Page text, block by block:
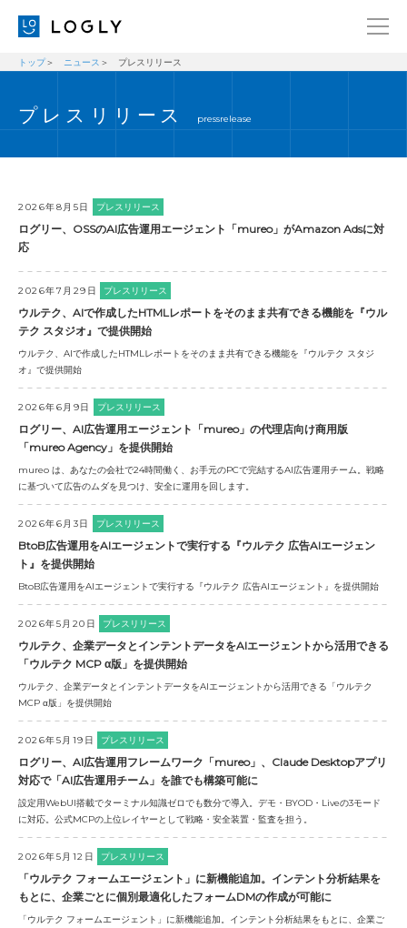
ENGLISH
経営理念
ニュース
事業内容
採用情報
お問い合わせ
トップ ニュース プレスリリース
プレスリリース pressrelease
2026年8月5日 プレスリリース
ログリー、OSSのAI広告運用エージェント「mureo」がAmazon Adsに対
応
2026年7月29日 プレスリリース
ウルテク、AIで作成したHTMLレポートをそのまま共有できる機能を『ウル
テク スタジオ』で提供開始
ウルテク、AIで作成したHTMLレポートをそのまま共有できる機能を『ウルテク スタジ
オ』で提供開始
2026年6月9日 プレスリリース
ログリー、AI広告運用エージェント「mureo」の代理店向け商用版
「mureo Agency」を提供開始
mureo は、あなたの会社で24時間働く、お手元のPCで完結するAI広告運用チーム。戦略
に基づいて広告のムダを見つけ、安全に運用を回します。
2026年6月3日 プレスリリース
BtoB広告運用をAIエージェントで実行する『ウルテク 広告AIエージェン
ト』を提供開始
BtoB広告運用をAIエージェントで実行する『ウルテク 広告AIエージェント』を提供開始
2026年5月20日 プレスリリース
ウルテク、企業データとインテントデータをAIエージェントから活用できる
「ウルテク MCP α版」を提供開始
ウルテク、企業データとインテントデータをAIエージェントから活用できる「ウルテク
MCP α版」を提供開始
2026年5月19日 プレスリリース
ログリー、AI広告運用フレームワーク「mureo」、Claude Desktopアプリ
対応で「AI広告運用チーム」を誰でも構築可能に
設定用WebUI搭載でターミナル知識ゼロでも数分で導入。デモ・BYOD・Liveの3モード
に対応。公式MCPの上位レイヤーとして戦略・安全装置・監査を担う。
2026年5月12日 プレスリリース
「ウルテク フォームエージェント」に新機能追加。インテント分析結果を
もとに、企業ごとに個別最適化したフォームDMの作成が可能に
「ウルテク フォームエージェント」に新機能追加。インテント分析結果をもとに、企業ご